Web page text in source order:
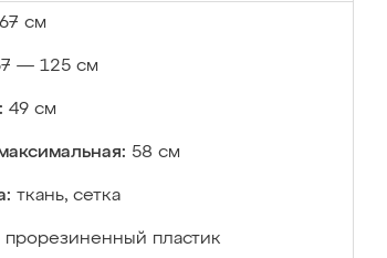
67 см
— 125 см
49 см
58 см
ткань, сетка
прорезиненный пластик